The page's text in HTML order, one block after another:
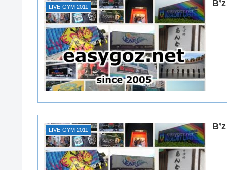
LIVE-GYM 2011
LIVE-GYM 2011